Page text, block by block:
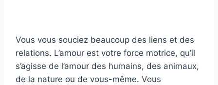
Vous vous souciez beaucoup des liens et des
relations. L’amour est votre force motrice, qu’il
s’agisse de l’amour des humains, des animaux,
de la nature ou de vous-même. Vous